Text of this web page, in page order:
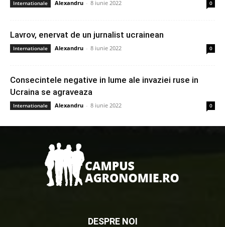
Internationale Alexandru - 8 iunie 2022 0
Lavrov, enervat de un jurnalist ucrainean
Internationale Alexandru - 8 iunie 2022 0
Consecintele negative in lume ale invaziei ruse in
Ucraina se agraveaza
Internationale Alexandru - 8 iunie 2022 0
DESPRE NOI